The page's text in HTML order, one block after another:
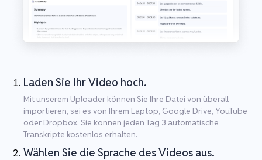
Laden Sie Ihr Video hoch.
Mit unserem Uploader können Sie Ihre Datei von überall
importieren, sei es von Ihrem Laptop, Google Drive, YouTube
oder Dropbox. Sie können jeden Tag 3 automatische
Transkripte kostenlos erhalten.
Wählen Sie die Sprache des Videos aus.